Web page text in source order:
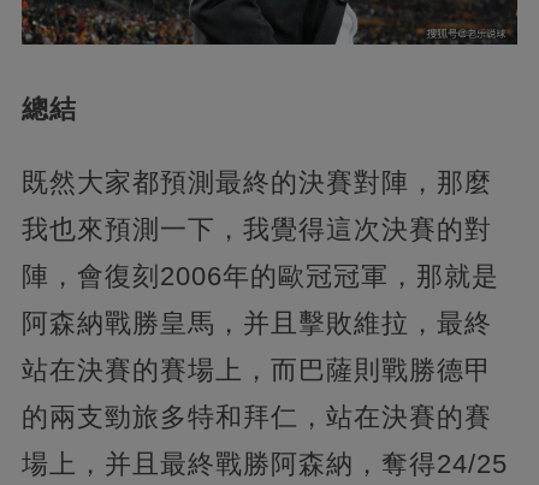
總結
既然大家都預測最終的決賽對陣，那麼
我也來預測一下，我覺得這次決賽的對
陣，會復刻2006年的歐冠冠軍，那就是
阿森納戰勝皇馬，并且擊敗維拉，最終
站在決賽的賽場上，而巴薩則戰勝德甲
的兩支勁旅多特和拜仁，站在決賽的賽
場上，并且最終戰勝阿森納，奪得24/25